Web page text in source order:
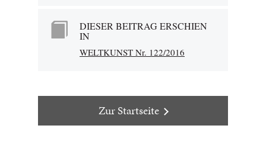
DIESER BEITRAG ERSCHIEN
IN
WELTKUNST Nr. 122/2016
Zur Startseite